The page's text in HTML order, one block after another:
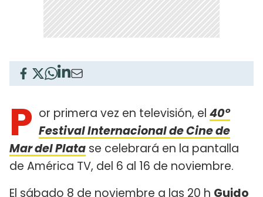
P or primera vez en televisión, el 40°
Festival Internacional de Cine de
Mar del Plata se celebrará en la pantalla
de América TV, del 6 al 16 de noviembre.
El sábado 8 de noviembre a las 20 h Guido